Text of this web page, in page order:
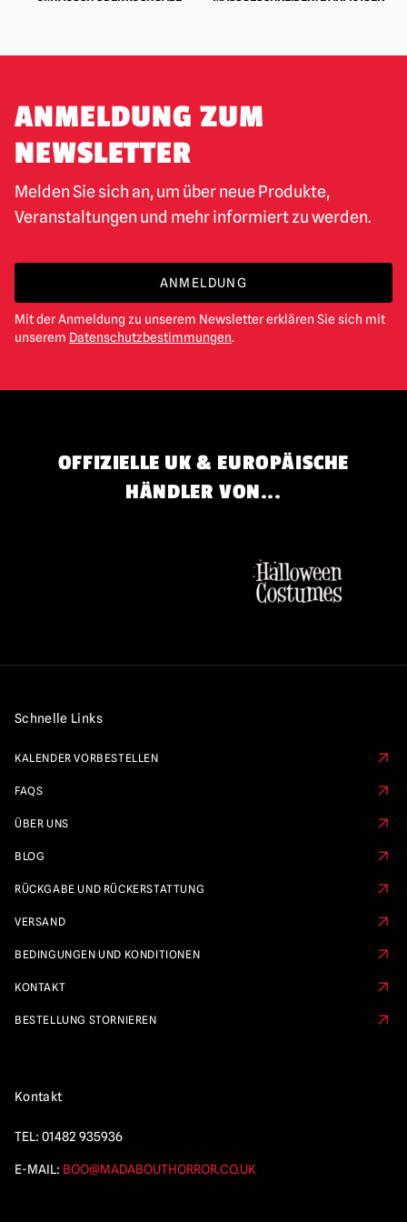
ANMELDUNG ZUM
NEWSLETTER
Melden Sie sich an, um über neue Produkte,
Veranstaltungen und mehr informiert zu werden.
ANMELDUNG
Mit der Anmeldung zu unserem Newsletter erklären Sie sich mit
unserem Datenschutzbestimmungen.
OFFIZIELLE UK & EUROPÄISCHE
HÄNDLER VON...
Schnelle Links
KALENDER VORBESTELLEN
FAQS
ÜBER UNS
BLOG
RÜCKGABE UND RÜCKERSTATTUNG
VERSAND
BEDINGUNGEN UND KONDITIONEN
KONTAKT
BESTELLUNG STORNIEREN
Kontakt
TEL: 01482 935936
E-MAIL: BOO@MADABOUTHORROR.CO.UK